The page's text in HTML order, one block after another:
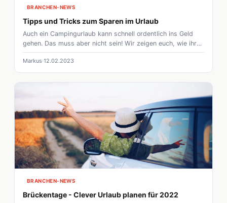
BRANCHEN-NEWS
Tipps und Tricks zum Sparen im Urlaub
Auch ein Campingurlaub kann schnell ordentlich ins Geld
gehen. Das muss aber nicht sein! Wir zeigen euch, wie ihr
im Urlaub mit einfachen Tricks sparen könnt.
Markus 12.02.2023
BRANCHEN-NEWS
Brückentage - Clever Urlaub planen für 2022